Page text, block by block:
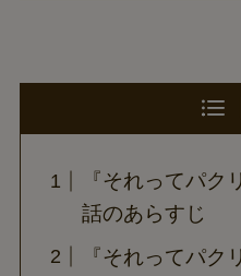
『それってパク
話のあらすじ
『それってパク